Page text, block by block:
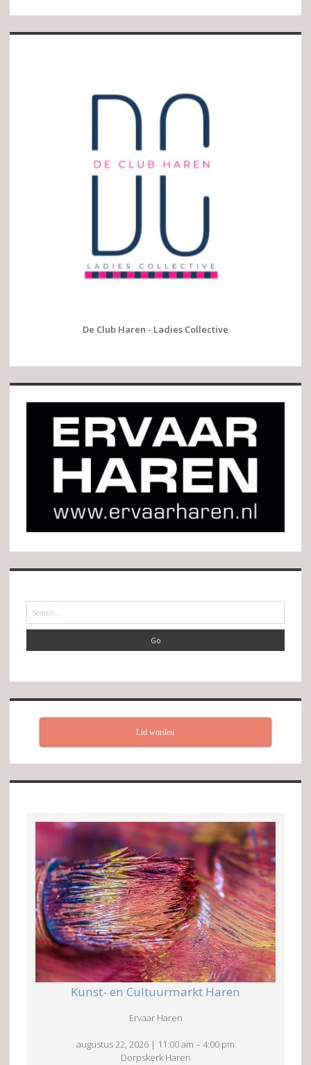
De Club Haren - Ladies Collective
Lid worden
Kunst- en Cultuurmarkt Haren
Ervaar Haren
augustus 22, 2026 | 11:00 am – 4:00 pm
Dorpskerk Haren